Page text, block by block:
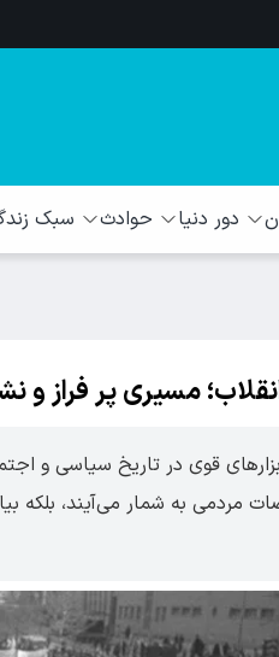
دور دنیا حوادث سبک
قوی در تاریخ سیاسی و
مردمی به شمار می‌آیند، بلکه